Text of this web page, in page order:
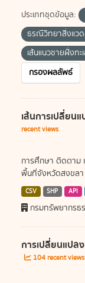
ประเภทชุดข้อมูล:
ธรณีวิทยาสิ่งแว
เส้นแนวชายฝั่งทะ
กรองผลลัพธ์
เส้นการเปลี่ยน
recent views
การศึกษา ติดตาม
พื้นที่จังหวัดสงขลา
CSV SHP API
กรมทรัพยากร
การเปลี่ยนแปล
104 recent views